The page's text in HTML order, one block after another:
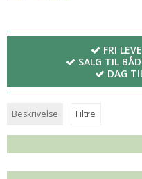
FRI
SALG TIL
DAG
Beskrivelse Filtre